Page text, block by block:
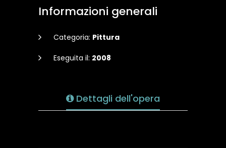
Informazioni generali
Categoria: Pittura
Eseguita il: 2008
Dettagli dell'opera